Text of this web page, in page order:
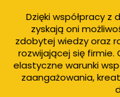
Dzięki współpracy
zyskają oni
zdobytej wiedzy oraz
rozwijającej się
elastyczne warunki
zaangażowania,